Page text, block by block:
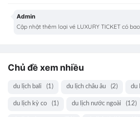
Admin
Cập nhật thêm loại vé LUXURY TICKET có
Chủ đề xem nhiều
du lịch bali (1) du lịch châu âu (2) du
du lịch kỳ co (1) du lịch nước ngoài (12)